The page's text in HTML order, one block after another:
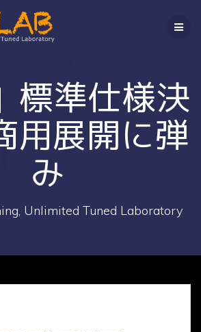
ン
テ
ス
キ
ッ
プ
標準仕様決
用展開に弾
み
Unlimited Tuned Laboratory